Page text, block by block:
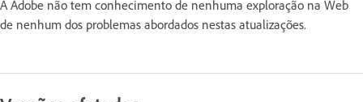
A Adobe não tem conhecimento de nenhuma exploração na Web
de nenhum dos problemas abordados nestas atualizações.